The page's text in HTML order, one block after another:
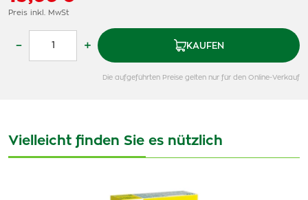
Preis inkl. MwSt
– + KAUFEN
Die aufgeführten Preise gelten nur für den Online-Verkauf
Vielleicht finden Sie es nützlich